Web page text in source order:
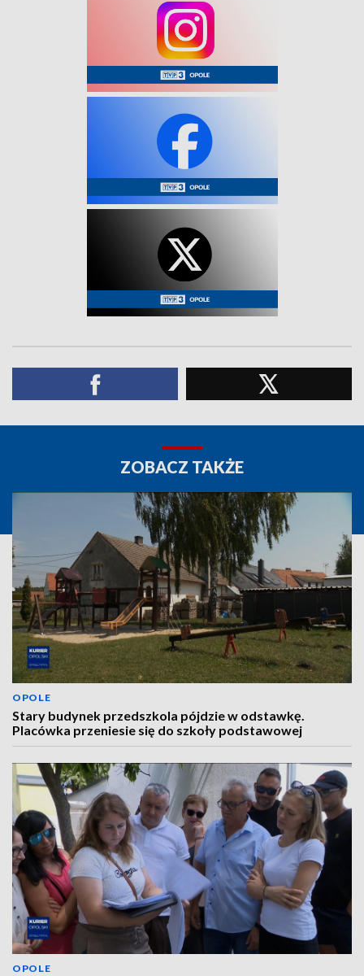
ZOBACZ TAKŻE
OPOLE
Stary budynek przedszkola pójdzie w odstawkę.
Placówka przeniesie się do szkoły podstawowej
OPOLE